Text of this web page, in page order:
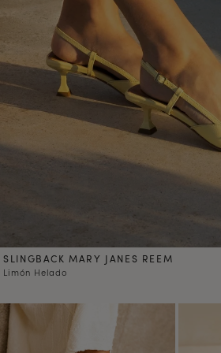
SLINGBACK MARY JANES REEM
Limón Helado